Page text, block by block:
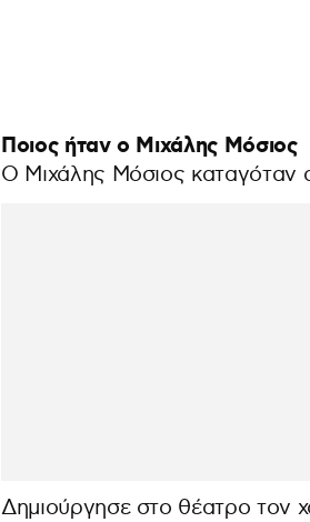
Ποιος ήταν ο Μιχάλης Μόσιος
Ο Μιχάλης Μόσιος καταγόταν
Δημιούργησε στο θέατρο τον